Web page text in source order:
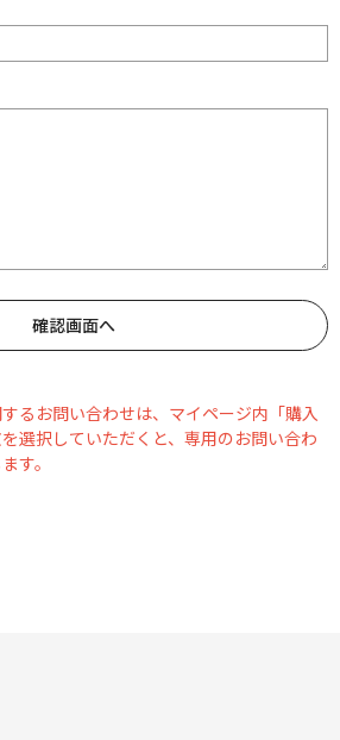
るお問い合わせは、マイページ内「購入
選択していただくと、専用のお問い合わ
す。